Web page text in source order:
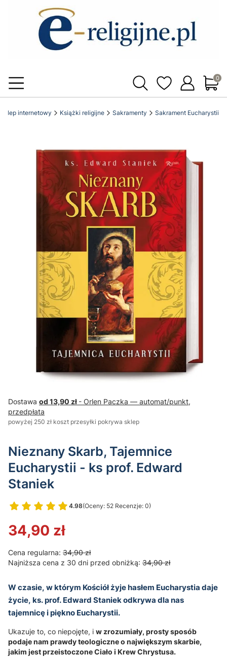
internetowy Książki religijne Sakramenty Sakrament Eucharystii
Dostawa od 13,90 zł - Orlen Paczka — automat/punkt,
przedpłata
powyżej 250 zł koszt przesyłki pokrywa sklep
Nieznany Skarb, Tajemnice
Eucharystii - ks prof. Edward
Staniek
4.98(Oceny: 52 Recenzje: 0)
Przejdź do sekcji Opinie
34,90 zł
Cena regularna: 34,90 zł
Najniższa cena z 30 dni przed obniżką: 34,90 zł
W czasie, w którym Kościół żyje hasłem Eucharystia daje
życie, ks. prof. Edward Staniek odkrywa dla nas
tajemnicę i piękno Eucharystii.
Ukazuje to, co niepojęte, i w zrozumiały, prosty sposób
podaje nam prawdy teologiczne o największym skarbie,
jakim jest przeistoczone Ciało i Krew Chrystusa.